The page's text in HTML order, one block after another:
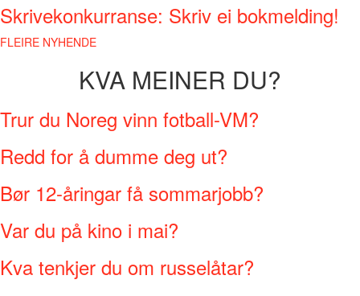
Skrivekonkurranse: Skriv ei bokmelding!
FLEIRE NYHENDE
KVA MEINER DU?
Trur du Noreg vinn fotball-VM?
Redd for å dumme deg ut?
Bør 12-åringar få sommarjobb?
Var du på kino i mai?
Kva tenkjer du om russelåtar?